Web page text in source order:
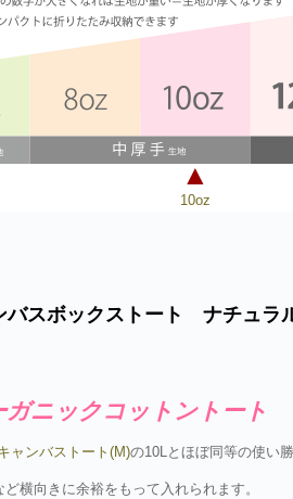
▲
10oz
バスボックストート ナチュラ
ニックコットントート
ャンバストート(M)の10Lとほぼ同等の使い勝
横向きに余裕をもって入れられます。